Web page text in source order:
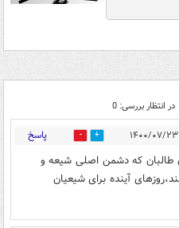
در انتظار بررسی: 0
1 پاسخ
طالبان که دشمن اصلی شیعه و
آینده برای شیعیان